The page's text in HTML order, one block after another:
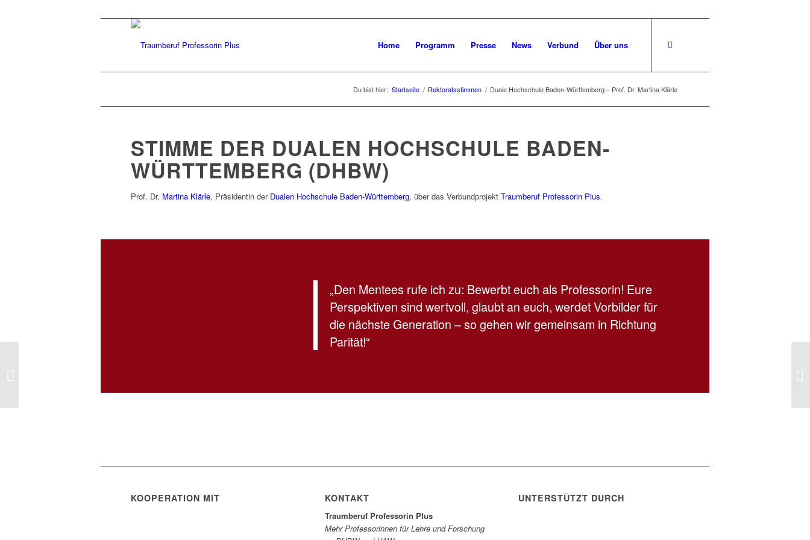
Home Programm Presse News Verbund Über uns
Du bist hier: Startseite / Rektoratsstimmen / Duale Hochschule Baden-Württemberg – Prof. Dr. Martina Klärle
STIMME DER DUALEN HOCHSCHULE BADEN-
WÜRTTEMBERG (DHBW)
Prof. Dr. Martina Klärle, Präsidentin der Dualen Hochschule Baden-Württemberg, über das Verbundprojekt Traumberuf Professorin Plus.
„Den Mentees rufe ich zu: Bewerbt euch als Professorin! Eure
Perspektiven sind wertvoll, glaubt an euch, werdet Vorbilder für
die nächste Generation – so gehen wir gemeinsam in Richtung
Parität!“
KOOPERATION MIT KONTAKT
Traumberuf Professorin Plus
Mehr Professorinnen für Lehre und Forschung
UNTERSTÜTZT DURCH